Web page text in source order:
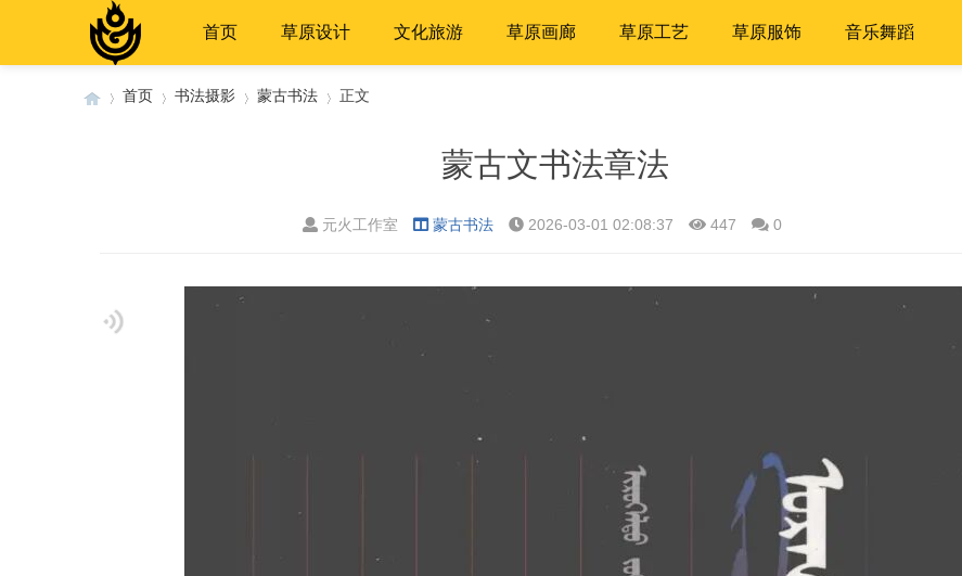
首页 草原设计 文化旅游 草原画廊 草原工艺 草原服饰 音乐舞蹈
首页 书法摄影 蒙古书法 正文
蒙古文书法章法
元火工作室 蒙古书法 2026-03-01 02:08:37 447 0